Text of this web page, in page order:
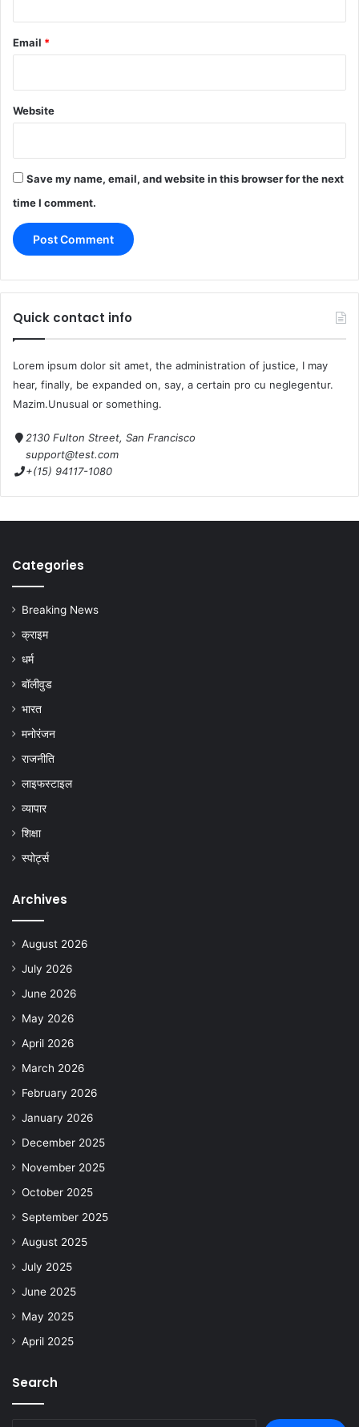
Email *
Website
Save my name, email, and website in this browser for the next
time I comment.
Quick contact info
Lorem ipsum dolor sit amet, the administration of justice, I may
hear, finally, be expanded on, say, a certain pro cu neglegentur.
Mazim.Unusual or something.
2130 Fulton Street, San Francisco
support@test.com
+(15) 94117-1080
Categories
Breaking News
क्राइम
धर्म
बॉलीवुड
भारत
मनोरंजन
राजनीति
लाइफस्टाइल
व्यापार
शिक्षा
स्पोर्ट्स
Archives
August 2026
July 2026
June 2026
May 2026
April 2026
March 2026
February 2026
January 2026
December 2025
November 2025
October 2025
September 2025
August 2025
July 2025
June 2025
May 2025
April 2025
Search